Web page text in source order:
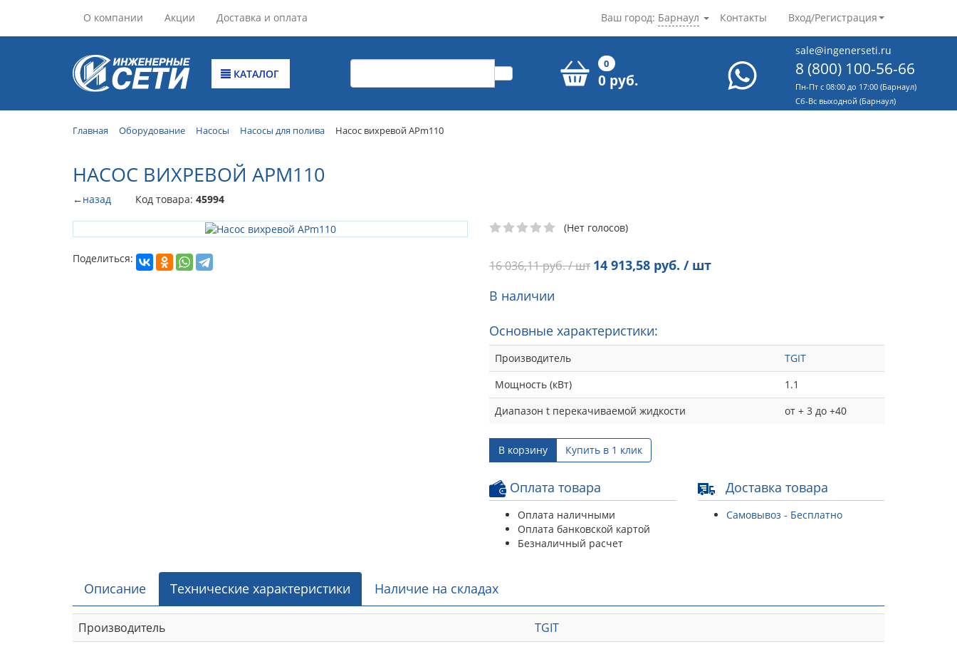
О компании Акции Доставка и оплата Контакты Вход/Регистрация
Ваш город: Барнаул
КАТАЛОГ
0
0 руб.
sale@ingenerseti.ru
8 (800) 100-56-66
Пн-Пт с 08:00 до 17:00 (Барнаул)
Cб-Вс выходной (Барнаул)
Главная Оборудование Насосы Насосы для полива Насос вихревой APm110
НАСОС ВИХРЕВОЙ APM110
←назад Код товара: 45994
Поделиться:
(Нет голосов)
16 036,11руб. / шт 14 913,58 руб. / шт
В наличии
Основные характеристики:
Производитель
TGIT
Мощность (кВт)
1.1
Диапазон t перекачиваемой жидкости
от + 3 до +40
В корзину Купить в 1 клик
Оплата товара
Оплата наличными
Оплата банковской картой
Безналичный расчет
Доставка товара
Самовывоз - Бесплатно
Описание Технические характеристики Наличие на складах
Производитель
TGIT